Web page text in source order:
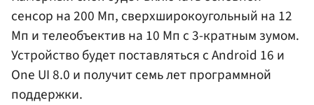
сенсор на 200 Мп, сверхширокоугольный на 12
Мп и телеобъектив на 10 Мп с 3-кратным зумом.
Устройство будет поставляться с Android 16 и
One UI 8.0 и получит семь лет программной
поддержки.